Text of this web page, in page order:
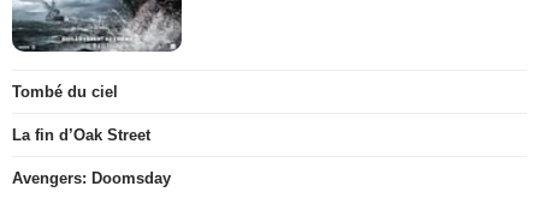
Tombé du ciel
La fin d’Oak Street
Avengers: Doomsday